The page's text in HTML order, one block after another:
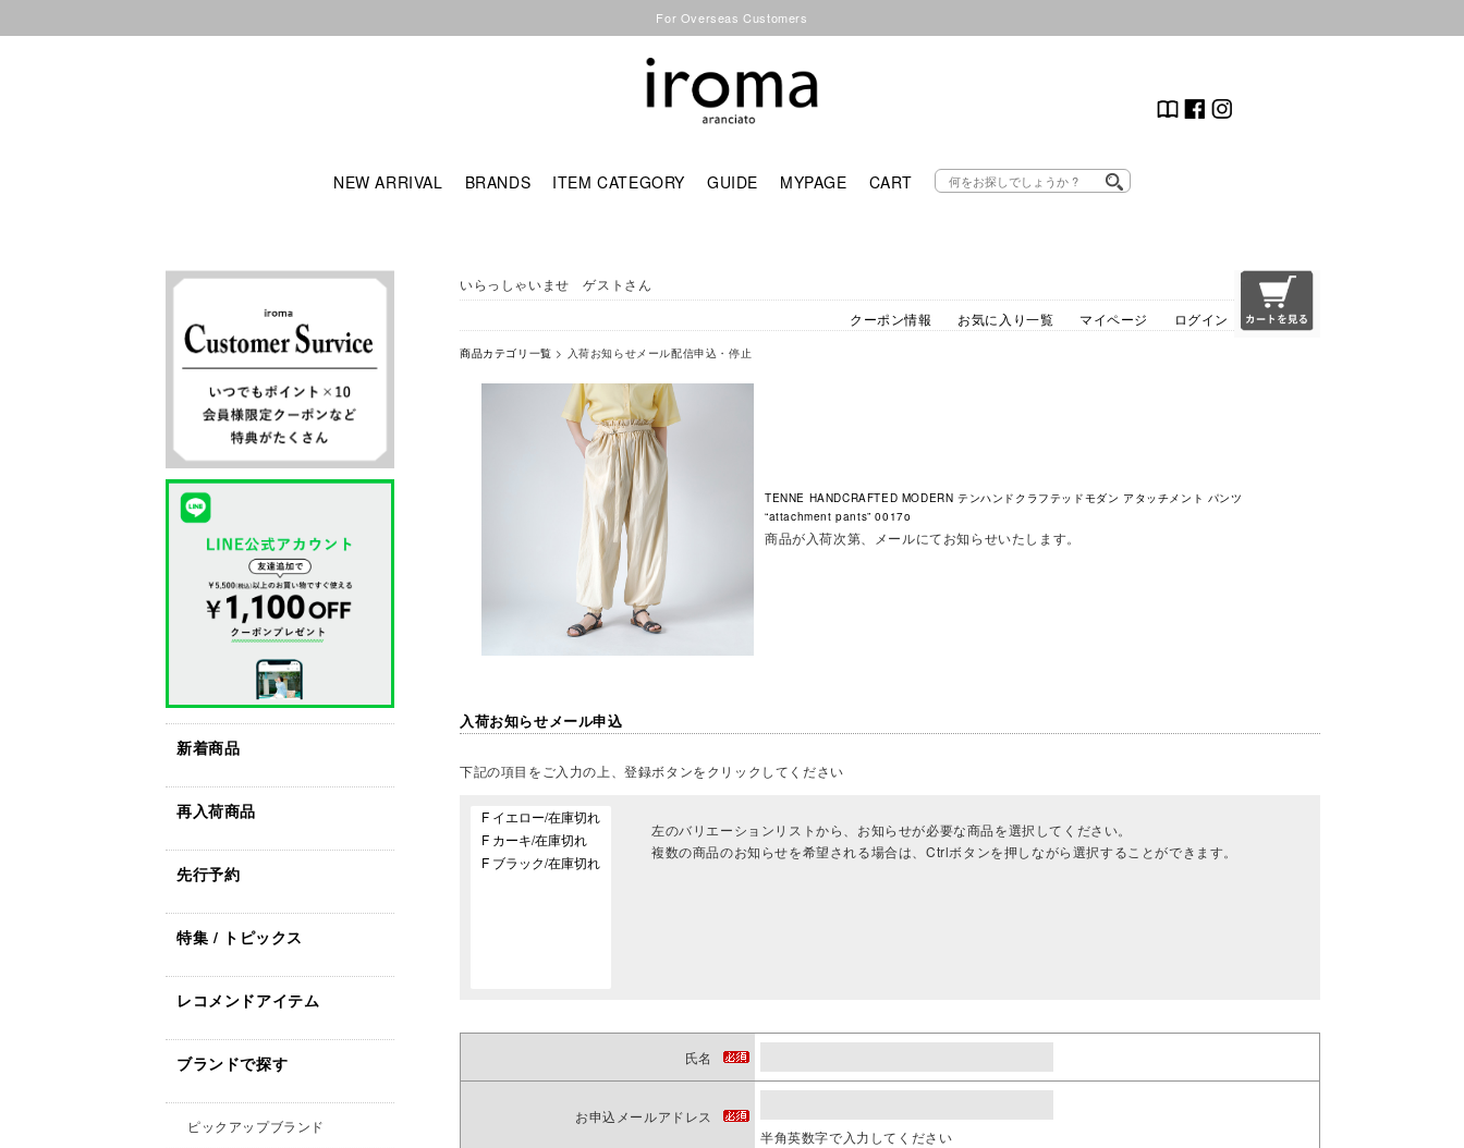
For Overseas Customers
NEW ARRIVAL BRANDS ITEM CATEGORY GUIDE MYPAGE CART
新着商品
再入荷商品
先行予約
特集 / トピックス
レコメンドアイテム
ブランドで探す
ピックアップブランド
いらっしゃいませ ゲストさん
クーポン情報
お気に入り一覧 マイページ ログイン
商品カテゴリ一覧 > 入荷お知らせメール配信申込・停止
TENNE HANDCRAFTED MODERN テンハンドクラフテッドモダン アタッチメント パンツ
“attachment pants” 0017o
商品が入荷次第、メールにてお知らせいたします。
入荷お知らせメール申込
下記の項目をご入力の上、登録ボタンをクリックしてください
左のバリエーションリストから、お知らせが必要な商品を選択してください。
複数の商品のお知らせを希望される場合は、Ctrlボタンを押しながら選択することができます。
氏名
お申込メールアドレス
半角英数字で入力してください